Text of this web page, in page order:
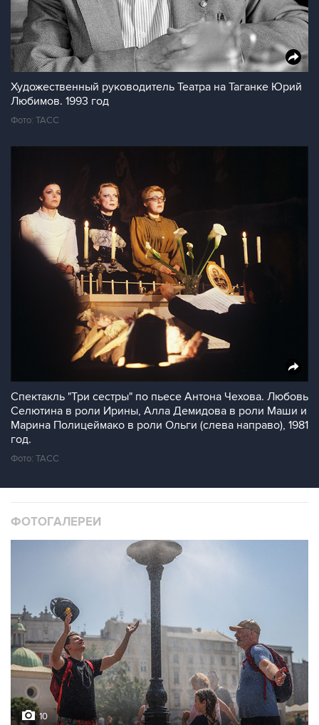
Художественный руководитель Театра на Таганке Юрий
Любимов. 1993 год
Фото: ТАСС
Спектакль "Три сестры" по пьесе Антона Чехова. Любовь
Селютина в роли Ирины, Алла Демидова в роли Маши и
Марина Полицеймако в роли Ольги (слева направо), 1981
год.
Фото: ТАСС
ФОТОГАЛЕРЕИ
10